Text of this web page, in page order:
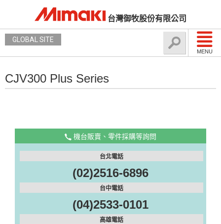
台灣御牧股份有限公司
MENU
GLOBAL SITE
CJV300 Plus Series
機台販賣、零件採購等詢問
台北電話
(02)2516-6896
台中電話
(04)2533-0101
高雄電話